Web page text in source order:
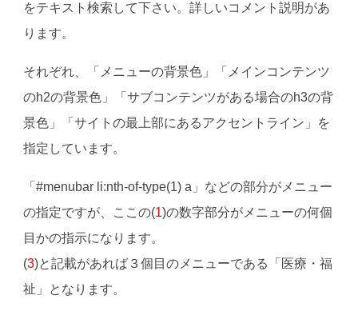
をテキスト検索して下さい。詳しいコメント説明があ
ります。
それぞれ、「メニューの背景色」「メインコンテンツ
のh2の背景色」「サブコンテンツがある場合のh3の背
景色」「サイトの最上部にあるアクセントライン」を
指定しています。
「#menubar li:nth-of-type(1) a」などの部分がメニュー
の指定ですが、ここの(1)の数字部分がメニューの何個
目かの指示になります。
(3)と記載があれば３個目のメニューである「医療・福
祉」となります。